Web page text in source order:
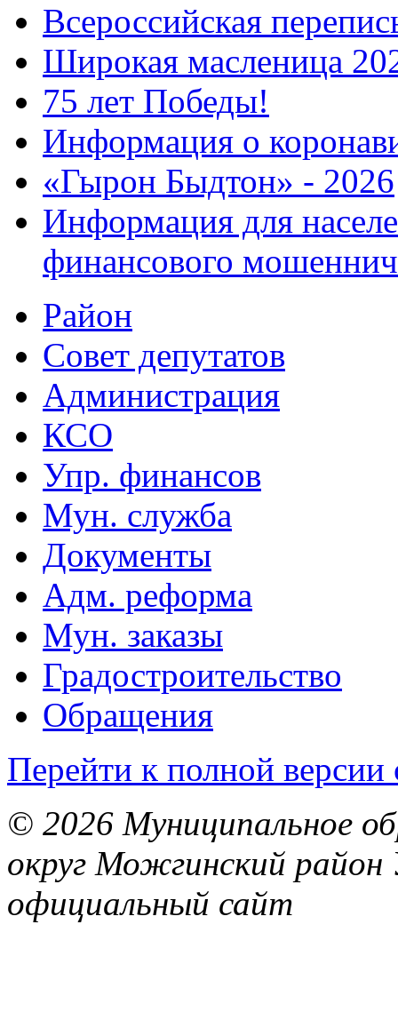
Всероссийская
Широкая масленица
75 лет Победы!
Информация о
«Гырон Быдтон» - 2026
Информация для
финансового
Район
Совет депутатов
Администрация
КСО
Упр. финансов
Мун. служба
Документы
Адм. реформа
Мун. заказы
Градостроительство
Обращения
Перейти к полной версии
© 2026 Муниципальное
округ Можгинский район
официальный сайт